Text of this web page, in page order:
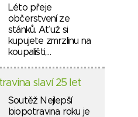
Léto přeje
občerstvení ze
stánků. Ať už si
kupujete zmrzlinu na
koupališti,…
slaví 25 let
Soutěž Nejlepší
biopotravina roku je